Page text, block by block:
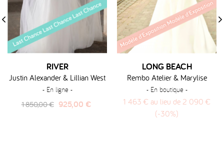
RIVER
Justin Alexander & Lillian West
- En ligne -
Prix
1 850,00 € Prix
925,00 €
LONG BEACH
Rembo Atelier & Marylise
- En boutique -
1 463 € au lieu de 2 090 €
(-30%)